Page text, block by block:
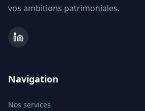
vos ambitions patrimoniales.
Navigation
Nos services